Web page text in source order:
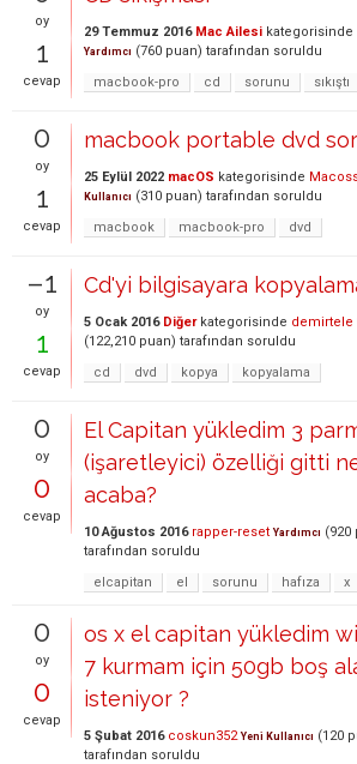
oy
1
cevap
29 Temmuz 2016 Mac Ailesi kategorisinde
Yardımcı (760 puan) tarafından soruldu
macbook-pro
cd sorunu sıkıştı
0
oy
1
cevap
macbook portable dvd
25 Eylül 2022 macOS kategorisinde
Kullanıcı (310 puan) tarafından soruldu
macbook
macbook-pro dvd
–1
oy
1
cevap
Cd'yi bilgisayara
5 Ocak 2016 Diğerkategorisinde demirtele
(122,210 puan) tarafından soruldu
cd
dvd kopya kopyalama
0
oy
0
cevap
El Capitan yükledim 3
(işaretleyici) özelliği gitti
acaba?
10 Ağustos 2016 rapper-reset Yardımcı (920
tarafından soruldu
elcapitan
el sorunu hafıza x
0
oy
0
cevap
os x el capitan yükledim
7 kurmam için 50gb boş
isteniyor ?
5 Şubat 2016 coskun352 Yeni Kullanıcı (120
tarafından soruldu